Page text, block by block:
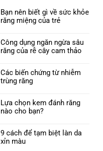
Bạn nên biết gì về sức khỏe
răng miệng của trẻ
Công dụng ngăn ngừa sâu
răng của rễ cây cam thảo
Các biến chứng từ nhiễm
trùng răng
Lựa chọn kem đánh răng
nào cho bạn?
9 cách để tạm biệt làn da
xỉn màu